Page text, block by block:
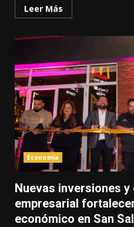
Leer Más
Economía
Nuevas inversiones y
empresarial
económico en San